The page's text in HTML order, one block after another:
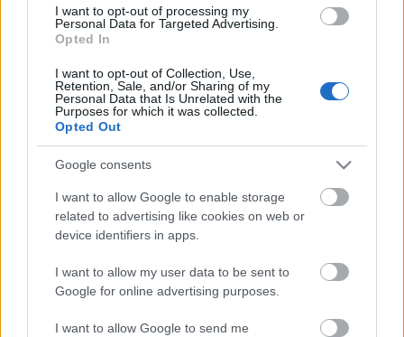
I want to opt-out of processing my
Personal Data for Targeted Advertising.
Opted In
I want to opt-out of Collection, Use,
Retention, Sale, and/or Sharing of my
Personal Data that Is Unrelated with the
Purposes for which it was collected.
Opted Out
Google consents
I want to allow Google to enable storage
related to advertising like cookies on web or
device identifiers in apps.
I want to allow my user data to be sent to
Google for online advertising purposes.
I want to allow Google to send me
Nagyon reménykedtem, hogy ma már nem kell több
Demcsák Zsuzsával kapcsolatos hírt betennem, de
Facebook-oldalán, hogy a jövőben Bombera
Krisztinával vezeti majd az ATV reggeli műsorát, az
ATV Startot. Ezt a műsort, a Kálmán Olgától örökölt
Egyenes…